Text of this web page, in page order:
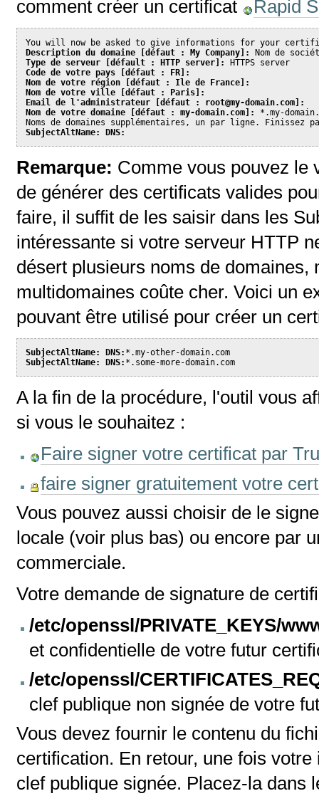
comment créer un certificat Rapid
Description du domaine [défaut : My Company]:
Type de serveur [défault : HTTP server]:
Code de votre pays [défaut : FR]:
Nom de votre région [défaut : Ile de France]:
Nom de votre ville [défaut : Paris]:
Email de l'administrateur [défaut : root@my-domain.com]:
Nom de votre domaine [défaut : my-domain.com]:
*.my-
SubjectAltName: DNS:
Remarque: Comme vous pouvez le
de générer des certificats valides
faire, il suffit de les saisir dans les
intéressante si votre serveur HTTP
désert plusieurs noms de
multidomaines coûte cher. Voici un
pouvant être utilisé pour créer un
SubjectAltName: DNS:
SubjectAltName: DNS: *.some-more-domain.com
A la fin de la procédure, l'outil vous
si vous le souhaitez :
Faire signer votre certificat par
faire signer gratuitement votre
Vous pouvez aussi choisir de le
locale (voir plus bas) ou encore par
commerciale.
Votre demande de signature de
/etc/openssl/PRIVATE_KEYS/
et confidentielle de votre futur
/etc/openssl/
clef publique non signée de votre
Vous devez fournir le contenu du
certification. En retour, une fois
clef publique signée. Placez-la dans